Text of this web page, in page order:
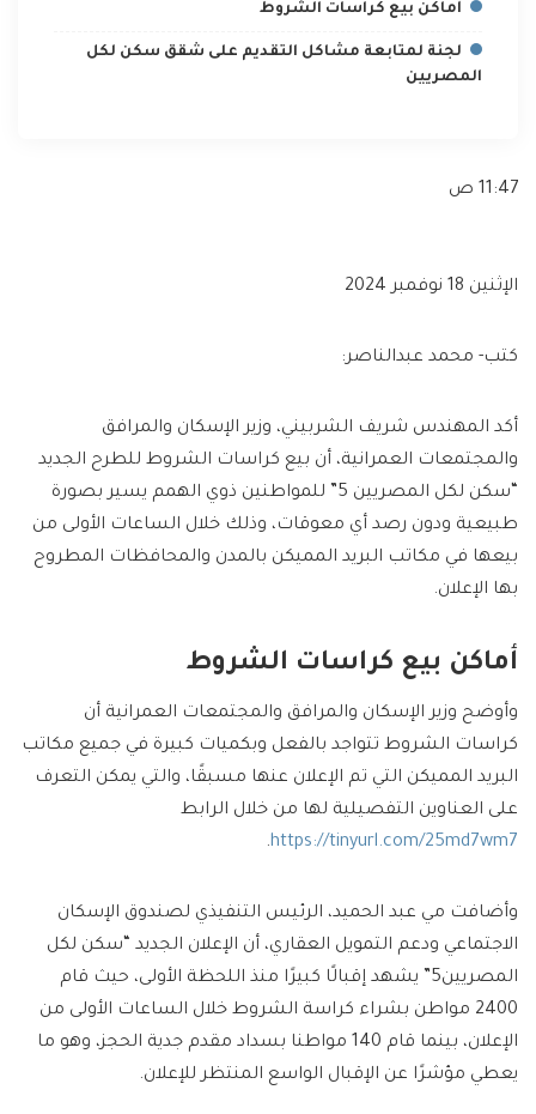
أماكن بيع كراسات الشروط
لجنة لمتابعة مشاكل التقديم على شقق سكن لكل
المصريين
11:47 ص
الإثنين 18 نوفمبر 2024
كتب- محمد عبدالناصر:
أكد المهندس شريف الشربيني، وزير الإسكان والمرافق
والمجتمعات العمرانية، أن بيع كراسات الشروط للطرح الجديد
“سكن لكل المصريين 5” للمواطنين ذوي الهمم يسير بصورة
طبيعية ودون رصد أي معوقات، وذلك خلال الساعات الأولى من
بيعها في مكاتب البريد المميكن بالمدن والمحافظات المطروح
بها الإعلان.
أماكن بيع كراسات الشروط
وأوضح وزير الإسكان والمرافق والمجتمعات العمرانية أن
كراسات الشروط تتواجد بالفعل وبكميات كبيرة في جميع مكاتب
البريد المميكن التي تم الإعلان عنها مسبقًا، والتي يمكن التعرف
على العناوين التفصيلية لها من خلال الرابط
https://tinyurl.com/25md7wm7
.
وأضافت مي عبد الحميد، الرئيس التنفيذي لصندوق الإسكان
الاجتماعي ودعم التمويل العقاري، أن الإعلان الجديد “سكن لكل
المصريين5” يشهد إقبالًا كبيرًا منذ اللحظة الأولى، حيث قام
2400 مواطن بشراء كراسة الشروط خلال الساعات الأولى من
الإعلان، بينما قام 140 مواطنا بسداد مقدم جدية الحجز، وهو ما
يعطي مؤشرًا عن الإقبال الواسع المنتظر للإعلان.